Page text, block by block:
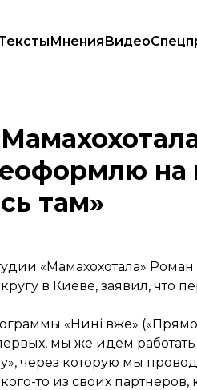
МненияВидео
«Я переоформлю на партнера, но
на
там»
«Мамахохотала»
в Киеве, заявил, что
«Нині вже»
мы же идем
через которую мы
то из своих партнеров,